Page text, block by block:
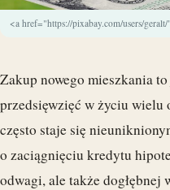
<a href="https://pixabay.com/users/
Zakup nowego mieszkania
przedsięwzięć w życiu wielu
często staje się
o zaciągnięciu kredytu
odwagi, ale także dogłębnej